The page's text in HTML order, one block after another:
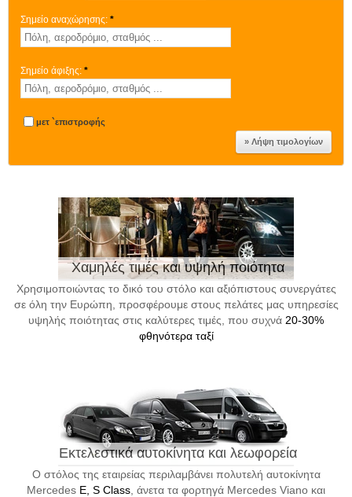
Σημείο αναχώρησης: *
Σημείο άφιξης: *
μετ `επιστροφής
Χαμηλές τιμές και υψηλή ποιότητα
Χρησιμοποιώντας το δικό του στόλο και αξιόπιστους συνεργάτες
σε όλη την Ευρώπη, προσφέρουμε στους πελάτες μας υπηρεσίες
υψηλής ποιότητας στις καλύτερες τιμές, που συχνά 20-30%
φθηνότερα ταξί
Εκτελεστικά αυτοκίνητα και λεωφορεία
Ο στόλος της εταιρείας περιλαμβάνει πολυτελή αυτοκίνητα
Mercedes E, S Class , άνετα τα φορτηγά Mercedes Viano και